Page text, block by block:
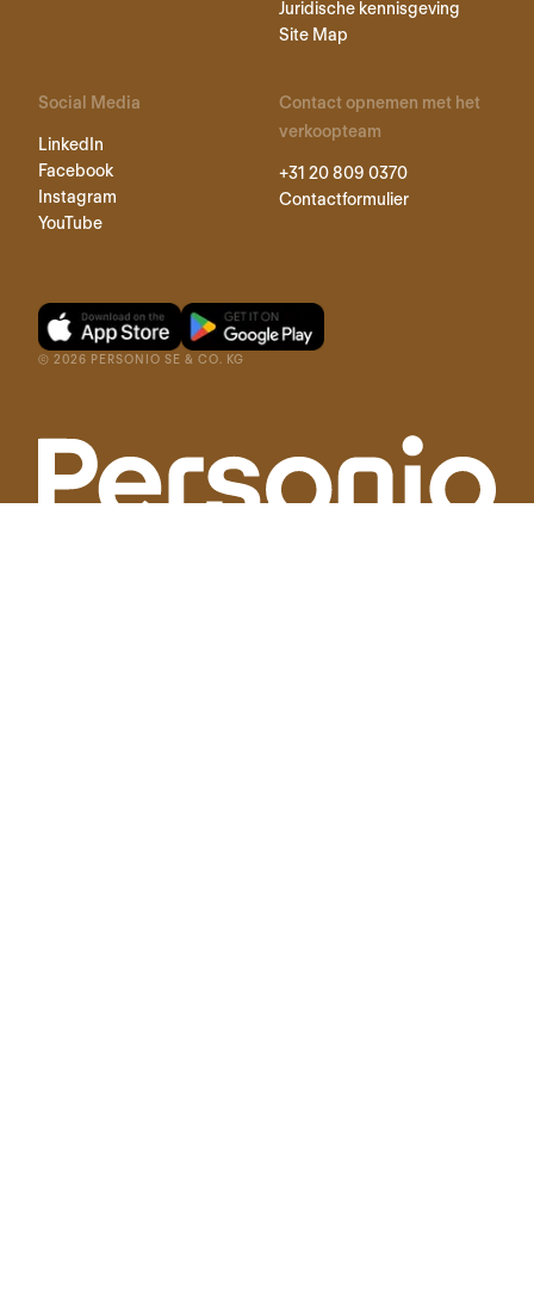
Juridische kennisgeving
Site Map
Social Media
LinkedIn
Facebook
Instagram
YouTube
Contact opnemen met het
verkoopteam
+31 20 809 0370
Contactformulier
© 2026 PERSONIO SE & CO. KG